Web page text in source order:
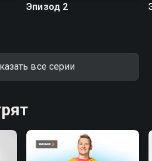
Эпизод 2
все серии